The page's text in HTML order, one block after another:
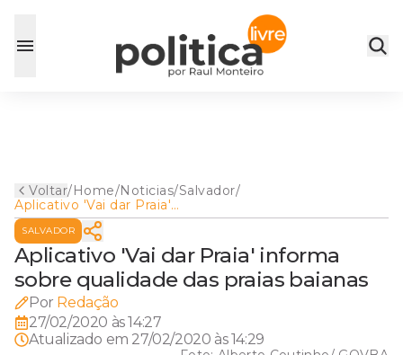
Voltar/Home/Noticias/Salvador/
Aplicativo 'Vai dar Praia'
informa sobre qualidade das
praias baianas
SALVADOR
Aplicativo 'Vai dar Praia' informa
sobre qualidade das praias baianas
Por Redação
27/02/2020 às 14:27
Atualizado em 27/02/2020 às 14:29